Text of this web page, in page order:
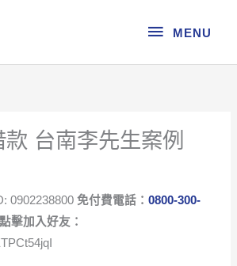
MENU
MENU
台南李先生案例
0902238800 免付費電話：0800-300-
擊加入好友：